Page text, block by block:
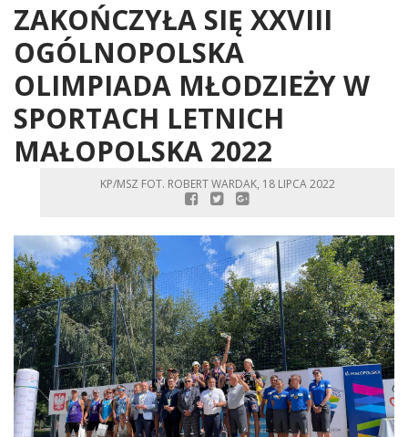
ZAKOŃCZYŁA SIĘ XXVIII
OGÓLNOPOLSKA
OLIMPIADA MŁODZIEŻY W
SPORTACH LETNICH
MAŁOPOLSKA 2022
KP/MSZ FOT. ROBERT WARDAK, 18 LIPCA 2022